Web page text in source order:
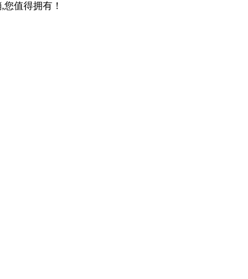
值得拥有！